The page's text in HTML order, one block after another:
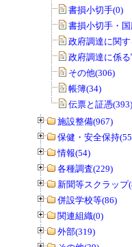
書損小切手(0)
書損小切手・国
政府調達に関す
政府調達に係る
その他(306)
帳簿(34)
伝票と証憑(393)
施設整備(967)
保健・安全保持
情報(54)
各種調査(229)
新聞等スクラップ
併設学校等(86)
関連組織(0)
外部(319)